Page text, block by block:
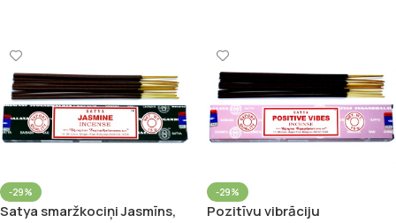
-29%
Satya smaržkociņi Jasmīns,
-29%
Pozitīvu vibrāciju